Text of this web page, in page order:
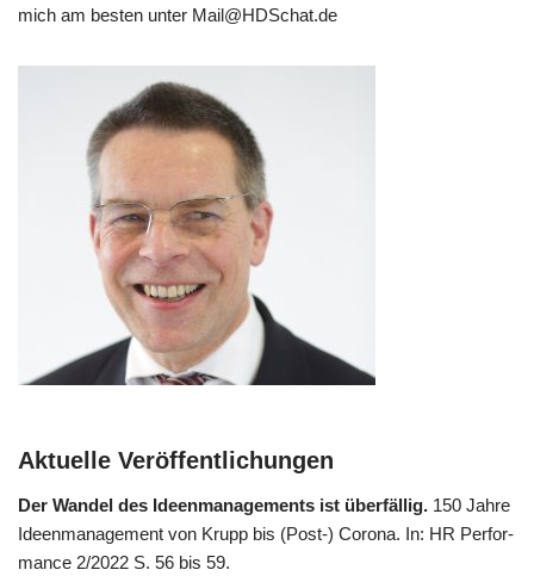
mich am besten unter Mail@​HDSchat.​de
Aktuelle Veröffentlichungen
Der Wan­del des Ideen­ma­nage­ments ist über­fäl­lig. 150 Jah­re
Ideen­ma­nage­ment von Krupp bis (Post-) Coro­na. In: HR Per­for­
mance 2/​2022 S. 56 bis 59.